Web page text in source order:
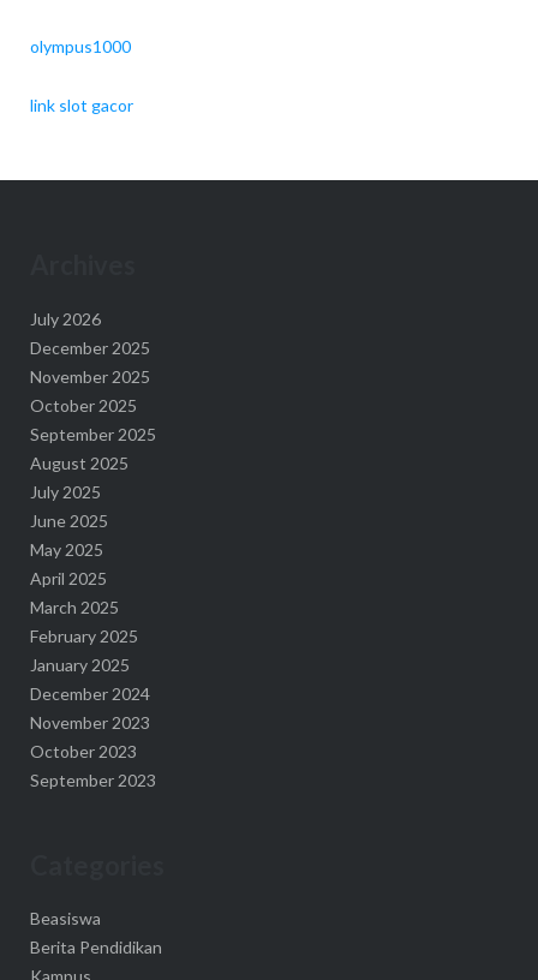
olympus1000
link slot gacor
July 2026
December 2025
November 2025
October 2025
September 2025
August 2025
July 2025
June 2025
May 2025
April 2025
March 2025
February 2025
January 2025
December 2024
November 2023
October 2023
September 2023
Beasiswa
Berita Pendidikan